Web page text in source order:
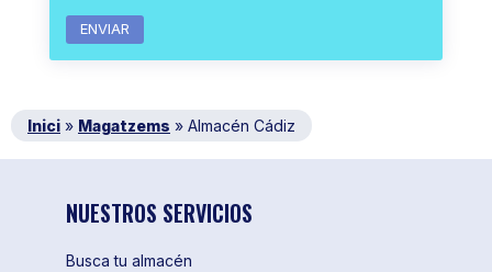
Inici » Magatzems » Almacén Cádiz
NUESTROS SERVICIOS
Busca tu almacén